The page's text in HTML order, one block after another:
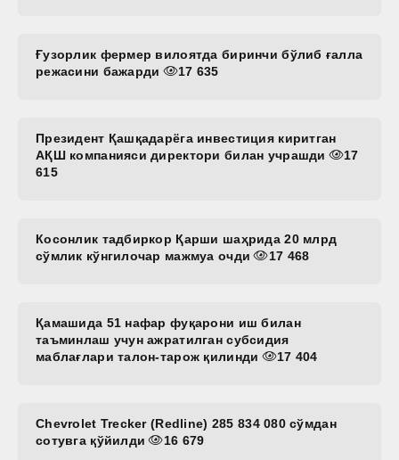
Ғузорлик фермер вилоятда биринчи бўлиб ғалла
режасини бажарди
17 635
Президент Қашқадарёга инвестиция киритган
АҚШ компанияси директори билан учрашди
17
615
Косонлик тадбиркор Қарши шаҳрида 20 млрд
сўмлик кўнгилочар мажмуа очди
17 468
Қамашида 51 нафар фуқарони иш билан
таъминлаш учун ажратилган субсидия
маблағлари талон-тарож қилинди
17 404
Chevrolet Trecker (Redline) 285 834 080 сўмдан
сотувга қўйилди
16 679